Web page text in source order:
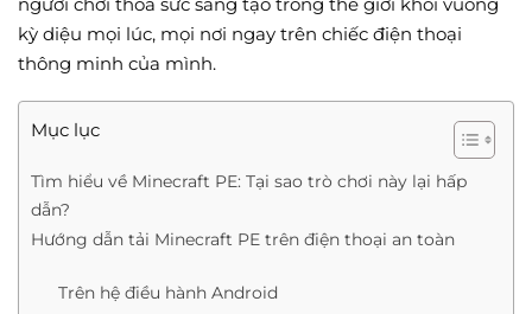
kỳ diệu mọi lúc, mọi nơi ngay trên chiếc điện thoại
thông minh của mình.
Mục lục
Tìm hiểu về Minecraft PE: Tại sao trò chơi này lại hấp
dẫn?
Hướng dẫn tải Minecraft PE trên điện thoại an toàn
Trên hệ điều hành Android